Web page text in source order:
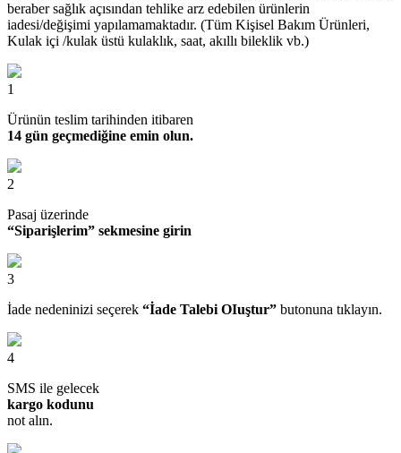
beraber sağlık açısından tehlike arz edebilen ürünlerin
iadesi/değişimi yapılamamaktadır. (Tüm Kişisel Bakım Ürünleri,
Kulak içi /kulak üstü kulaklık, saat, akıllı bileklik vb.)
1
Ürünün teslim tarihinden itibaren
14 gün geçmediğine emin olun.
2
Pasaj üzerinde
“Siparişlerim” sekmesine girin
3
İade nedeninizi seçerek “İade Talebi OIuştur” butonuna tıklayın.
4
SMS ile gelecek
kargo kodunu
not alın.